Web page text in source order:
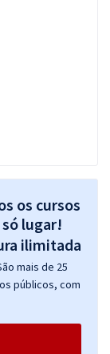
os cursos
lugar!
mais de 25
públicos, com